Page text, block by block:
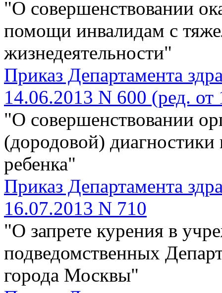
"О совершенствовании
помощи инвалидам с
жизнедеятельности"
Приказ Департамента
14.06.2013 N 600 (ред. от
"О совершенствовании
(дородовой)
ребенка"
Приказ Департамента
16.07.2013 N 710
"О запрете курения в
подведомственных
города Москвы"